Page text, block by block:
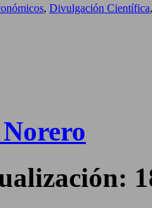
, Divulgación Científica